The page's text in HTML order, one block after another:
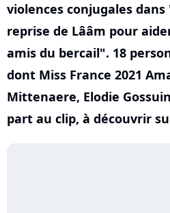
violences conjugales
reprise de Lââm pour
amis du bercail". 18
dont Miss France 2021
Mittenaere, Elodie
part au clip, à découvrir